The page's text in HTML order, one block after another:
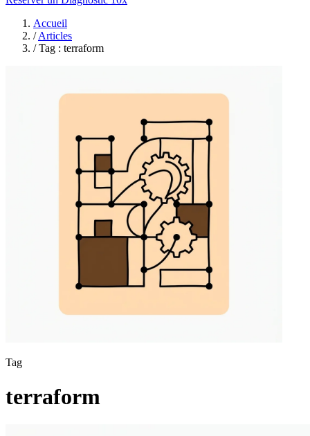
Accueil
/ Articles
/ Tag : terraform
Tag
terraform